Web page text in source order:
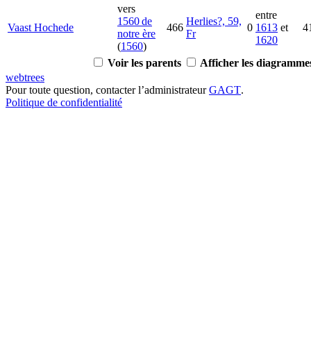
Vaast Hochede
vers
1560 de
notre ère
(1560)
466
Herlies?, 59,
Fr
0
entre
1613 et
1620
Voir les parents
Afficher les
webtrees
Pour toute question, contacter l’administrateurGAGT.
Politique de confidentialité